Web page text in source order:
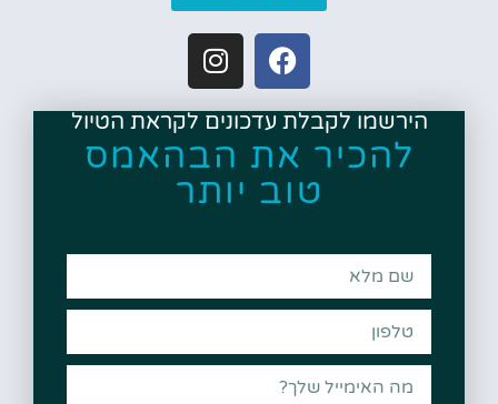
הירשמו לקבלת עדכונים לקראת הטיול
להכיר את הבהאמס
טוב יותר